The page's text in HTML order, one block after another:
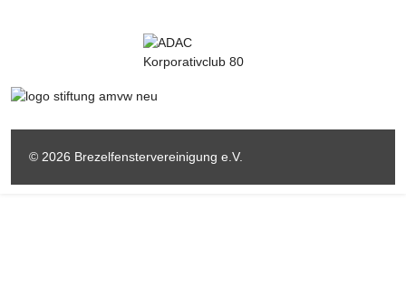
© 2026 Brezelfenstervereinigung e.V.